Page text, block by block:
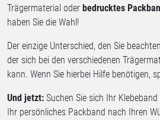
Trägermaterial oder bedrucktes
haben Sie die Wahl!
Der einzige Unterschied, den Sie
der sich bei den verschiedenen
kann. Wenn Sie hierbei Hilfe benötigen,
Und jetzt: Suchen Sie sich Ihr
Ihr persönliches Packband nach Ihren